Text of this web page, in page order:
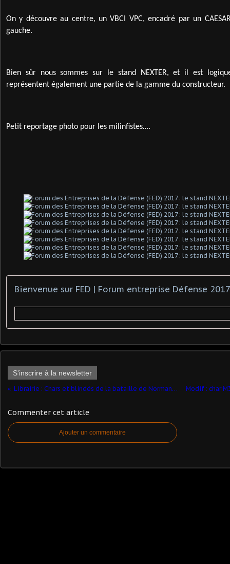
On y découvre au centre, un VBCI VPC, encadré par un
gauche.
Bien sûr nous sommes sur le stand NEXTER, et il est
représentent également une partie de la gamme du constructeur.
Petit reportage photo pour les milinfistes….
S'inscrire à la newsletter
Librairie : Chars et blindés de la bataille de Normandie (Tome 2)
Commenter cet article
Ajouter un commentaire